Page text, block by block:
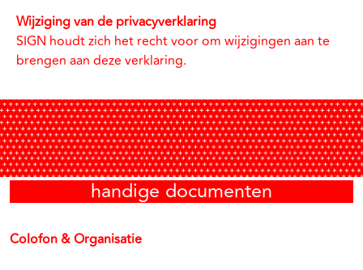
Wijziging van de privacyverklaring
SIGN houdt zich het recht voor om wijzigingen aan te
brengen aan deze verklaring.
handige documenten
Colofon & Organisatie